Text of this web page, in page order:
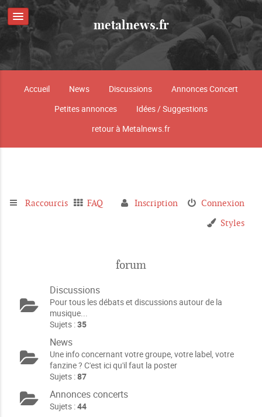
metalnews.fr
Accueil News Discussions
Annonces Concert
Petites annonces
Idées / Suggestions
retour à Metalnews.fr
Raccourcis FAQ Connexion
Inscription
Styles
forum
Discussions
Pour tous les débats et discussions autour de la
musique...
Sujets :35
News
Une info concernant votre groupe, votre label, votre
fanzine ? C'est ici qu'il faut la poster
Sujets :87
Annonces concerts
Sujets :44